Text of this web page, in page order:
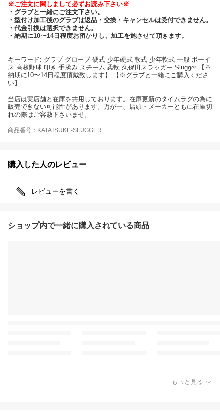
※ご注文に関しまして必ずお読み下さい※
・グラブと一緒にご注文下さい。
・型付け加工後のグラブは返品・交換・キャンセルは受付できません。
・代金引換は選択できません。
・納期に10〜14日程度お預かりし、加工を施させて頂きます。
キーワード: グラブ グローブ 硬式 少年硬式 軟式 少年軟式 一般 ボーイ
ス 高校野球 叩き 手揉み スチーム 柔軟 久保田スラッガー Slugger 【※
納期に10〜14日程度頂戴致します】 【※グラブと一緒にご購入くださ
い】
当店は実店舗と在庫を共用しております。在庫更新のタイムラグの為に
販売できない可能性があります。万が一、店頭・メーカーともに在庫切
れの際はご容赦下さいませ。
商品番号：KATATSUKE-SLUGGER
購入した人のレビュー
レビューを書く
ショップ内で一緒に購入されている商品
もっと見る